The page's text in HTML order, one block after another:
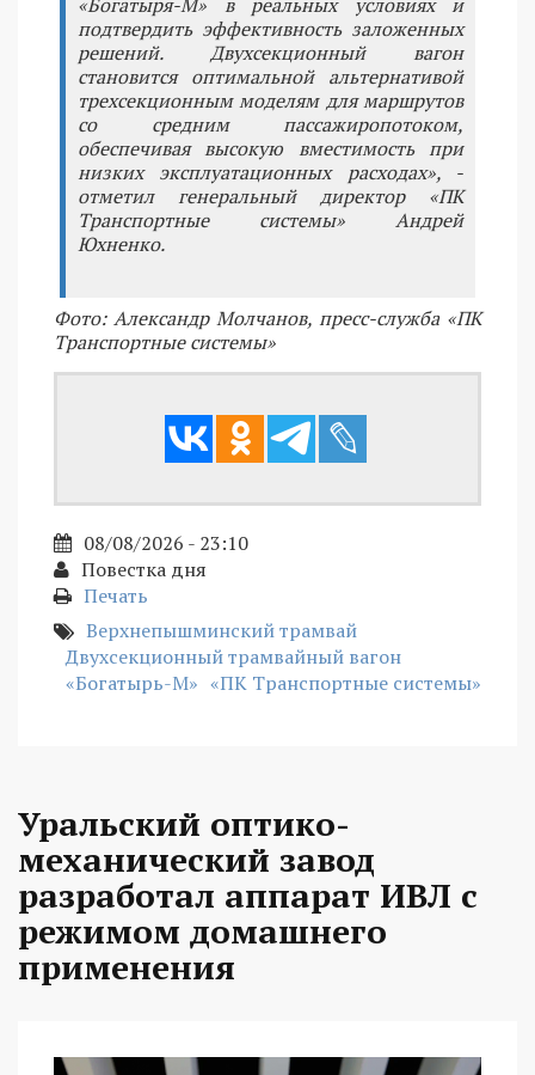
подтвердить эффективность заложенных
решений. Двухсекционный вагон
становится оптимальной альтернативой
трехсекционным моделям для маршрутов
со средним пассажиропотоком,
обеспечивая высокую вместимость при
низких эксплуатационных расходах», -
отметил генеральный директор «ПК
Транспортные системы» Андрей
Юхненко.
Фото: Александр Молчанов, пресс-служба «ПК
Транспортные системы»
08/08/2026 - 23:10
Повестка дня
Печать
Верхнепышминский трамвай
Двухсекционный трамвайный вагон
«Богатырь-М» «ПК Транспортные системы»
Уральский оптико-
механический завод
разработал аппарат ИВЛ с
режимом домашнего
применения